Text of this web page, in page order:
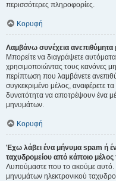
περισσότερες πληροφορίες.
Κορυφή
Λαμβάνω συνέχεια ανεπιθύμητα
Μπορείτε να διαγράψετε
χρησιμοποιώντας τους κανόνες
περίπτωση που λαμβάνετε
συγκεκριμένο μέλος, αναφέρετε
δυνατότητα να αποτρέψουν ένα
μηνυμάτων.
Κορυφή
Έχω λάβει ένα μήνυμα spam ή
ταχυδρομείου από κάποιο
Λυπούμαστε που το ακούμε αυτό.
μηνυμάτων ηλεκτρονικού